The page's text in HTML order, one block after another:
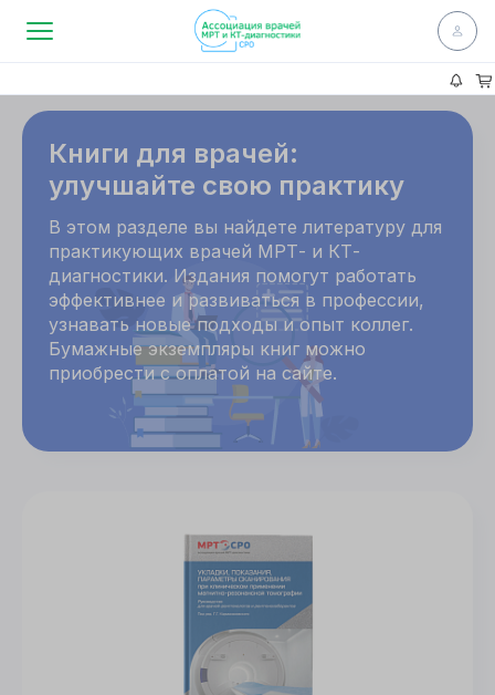
Книги для врачей:
улучшайте свою практику
В этом разделе вы найдете литературу для
практикующих врачей МРТ- и КТ-
диагностики. Издания помогут работать
эффективнее и развиваться в профессии,
узнавать новые подходы и опыт коллег.
Бумажные экземпляры книг можно
приобрести с оплатой на сайте.